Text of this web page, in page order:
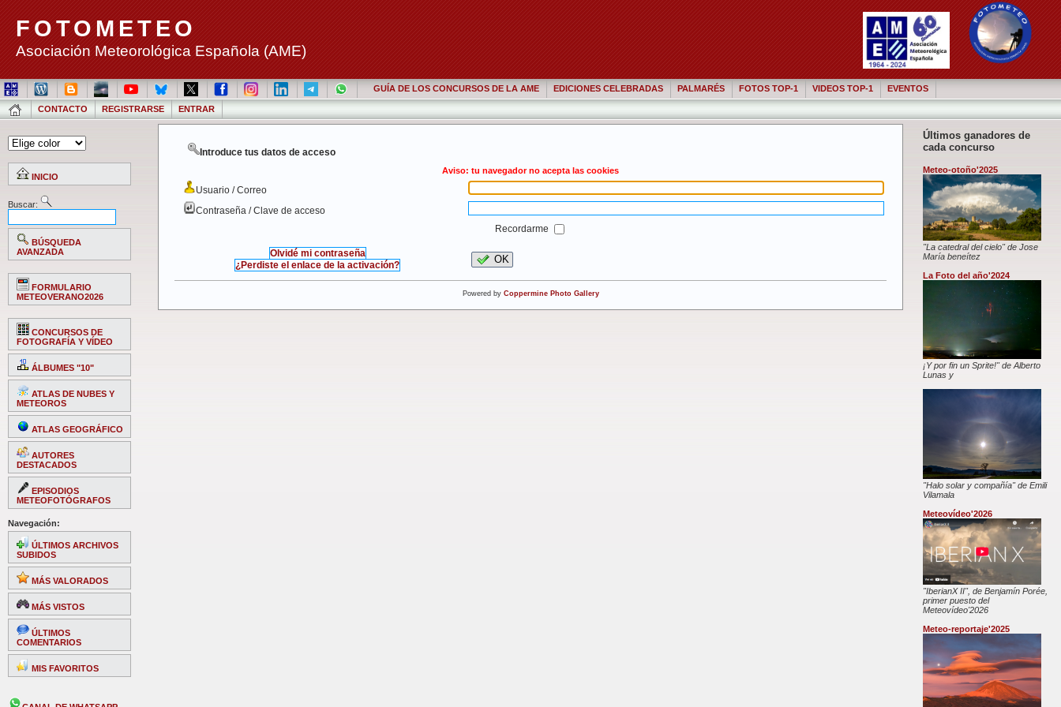
FOTOMETEO
Asociación Meteorológica Española (AME)
GUÍA DE LOS CONCURSOS DE LA AME EDICIONES CELEBRADAS PALMARÉS FOTOS TOP-1 VIDEOS TOP-1 EVENTOS
CONTACTO REGISTRARSE ENTRAR
INICIO
Buscar:
BÚSQUEDA
AVANZADA
FORMULARIO
METEOVERANO2026
CONCURSOS DE
FOTOGRAFÍA Y VÍDEO
ÁLBUMES "10"
ATLAS DE NUBES Y
METEOROS
ATLAS GEOGRÁFICO
AUTORES
DESTACADOS
EPISODIOS
METEOFOTÓGRAFOS
Navegación:
ÚLTIMOS ARCHIVOS
SUBIDOS
MÁS VALORADOS
MÁS VISTOS
ÚLTIMOS
COMENTARIOS
MIS FAVORITOS
Últimos ganadores de
cada concurso
Meteo-otoño'2025
"La catedral del cielo" de Jose
María beneítez
La Foto del año'2024
¡Y por fin un Sprite!" de Alberto
Lunas y
"Halo solar y compañía" de Emili
Vilamala
Meteovídeo'2026
"IberianX II", de Benjamín Porée,
primer puesto del
Meteovídeo'2026
Meteo-reportaje'2025
Introduce tus datos de acceso
Aviso: tu navegador no acepta las cookies
Usuario / Correo
Contraseña / Clave de acceso
Recordarme
Olvidé mi contraseña
¿Perdiste el enlace de la activación?
OK
Powered by Coppermine Photo Gallery